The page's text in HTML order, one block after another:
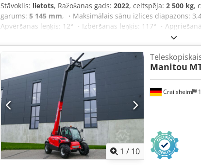
Stāvoklis: lietots, Ražošanas gads: 2022, celtspēja: 2 500 kg,
garums: 5 145 mm, ・Maksimālais sānu izlices diapazons:
Apvēršanas leņķis: 12° ・Izbēršanas leņķis: 117° ・
(ar dakšu): 4800 kg ・Riepas: pneimatiskās ・Pacelšana: 8 s
5,60 s ・Teleskopa ievilkšana: 4,30 s Dcedpfx Aqsztgl Dspjk
Cilindru skaits / tilpums: 4 - 3331 cm³ ・Nominālā jauda
griezes moments / apgriezieni: 265 Nm @ 1400 apgr./min
(uz priekšu / atpakaļ): 2 / 2 ・Maks. braukšanas ātrums:
stāvbremze ・Darbības bremze: eļļas vannas disku bremzes
zobratu sūknis ・Hidrauliskā spiediena: 235 bar ・Motoreļļa:
tvertnes tilpums: 63 l ・Vadītāja kabīnes trokšņa līmenis
・Rokas/rokas vibrācijas slodze: < 2,50 m/s² ・Stūrējamie
riteņi (priekšā/aizmugurē): 2 / 2 ・Drošība/Kabīnes
kabīne 1. līmenis ・Vadības sistēma: JSM
1 / 10
Crailsheim
Manitou